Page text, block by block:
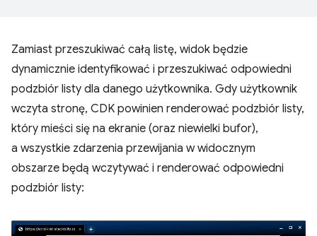
Zamiast przeszukiwać całą listę, widok będzie
dynamicznie identyfikować i przeszukiwać odpowiedni
podzbiór listy dla danego użytkownika. Gdy użytkownik
wczyta stronę, CDK powinien renderować podzbiór listy,
który mieści się na ekranie (oraz niewielki bufor),
a wszystkie zdarzenia przewijania w widocznym
obszarze będą wczytywać i renderować odpowiedni
podzbiór listy: